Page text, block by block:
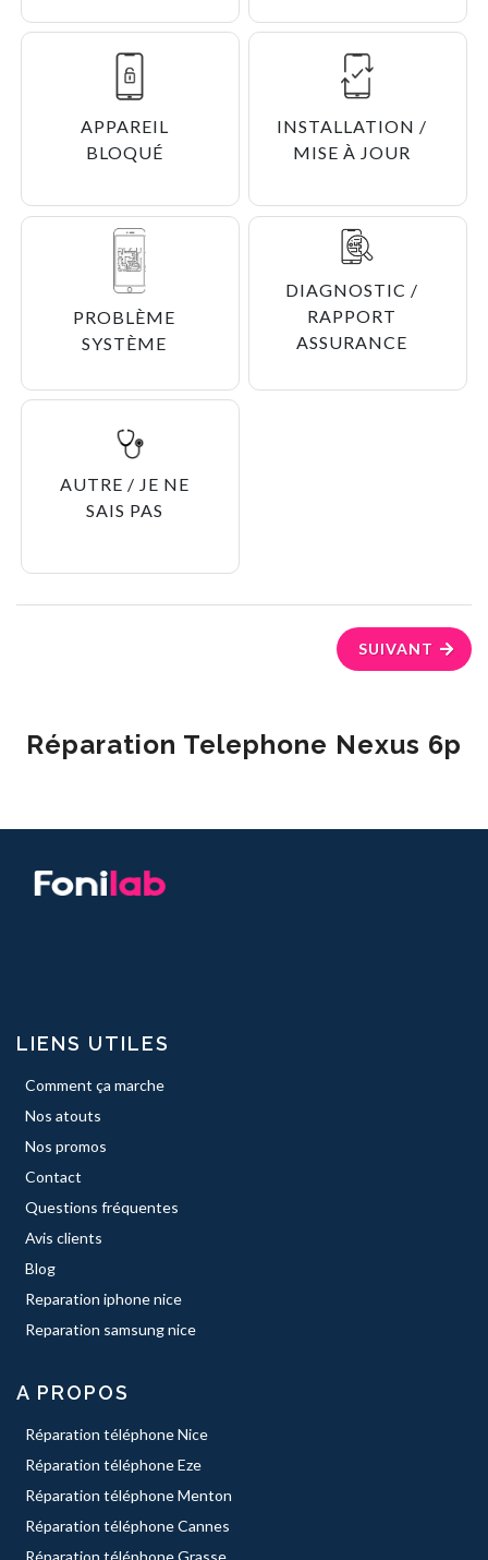
APPAREIL
BLOQUÉ
INSTALLATION /
MISE À JOUR
PROBLÈME
SYSTÈME
DIAGNOSTIC /
RAPPORT
ASSURANCE
AUTRE / JE NE
SAIS PAS
SUIVANT
Réparation Telephone Nexus 6p
LIENS UTILES
Comment ça marche
Nos atouts
Nos promos
Contact
Questions fréquentes
Avis clients
Blog
Reparation iphone nice
Reparation samsung nice
A PROPOS
Réparation téléphone Nice
Réparation téléphone Eze
Réparation téléphone Menton
Réparation téléphone Cannes